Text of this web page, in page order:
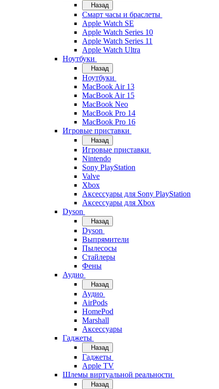
Назад
Смарт часы и браслеты
Apple Watch SE
Apple Watch Series 10
Apple Watch Series 11
Apple Watch Ultra
Ноутбуки
Назад
Ноутбуки
MacBook Air 13
MacBook Air 15
MacBook Neo
MacBook Pro 14
MacBook Pro 16
Игровые приставки
Назад
Игровые приставки
Nintendo
Sony PlayStation
Valve
Xbox
Аксессуары для Sony PlayStation
Аксессуары для Xbox
Dyson
Назад
Dyson
Выпрямители
Пылесосы
Стайлеры
Фены
Аудио
Назад
Аудио
AirPods
HomePod
Marshall
Аксессуары
Гаджеты
Назад
Гаджеты
Apple TV
Шлемы виртуальной реальности
Назад